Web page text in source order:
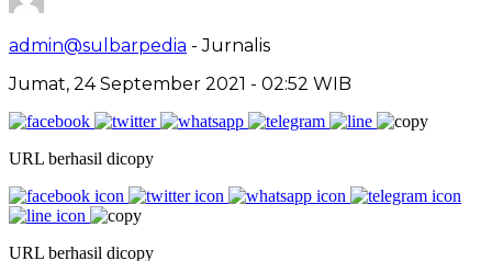
admin@sulbarpedia - Jurnalis
Jumat, 24 September 2021 - 02:52 WIB
URL berhasil dicopy
URL berhasil dicopy